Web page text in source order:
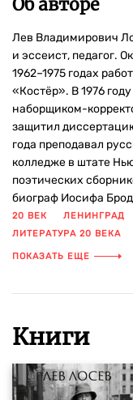
Об авторе
Лев Владимирович
и эссеист, педагог.
1962–1975 годах
«Костёр». В 1976
наборщиком-
защитил
года преподавал
колледже в штате
поэтических
биограф Иосифа
20 ВЕК ЛЕНИНГРАД
ЛИТЕРАТУРА 20 ВЕКА
ЭМИГРАНТСКАЯ ПРОЗА
ПОКАЗАТЬ ЕЩЕ
Книги